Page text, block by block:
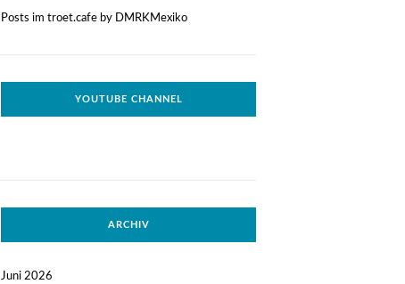
Posts im troet.cafe by DMRKMexiko
YOUTUBE CHANNEL
ARCHIV
Juni 2026